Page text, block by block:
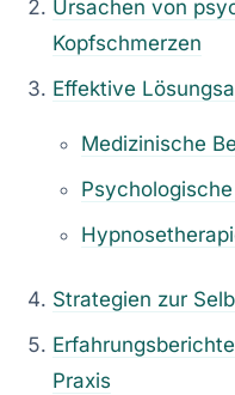
Ursachen von
Kopfschmerzen
Effektive
Medizinische
Strategien zur
Praxis